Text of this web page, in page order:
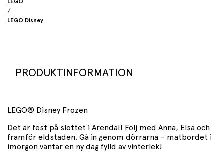
LEGO
/
LEGO Disney
PRODUKTINFORMATION
LEGO® Disney Frozen
Det är fest på slottet i Arendal! Följ med Anna, Elsa
framför eldstaden. Gå in genom dörrarna –
imorgon väntar en ny dag fylld av vinterlek!